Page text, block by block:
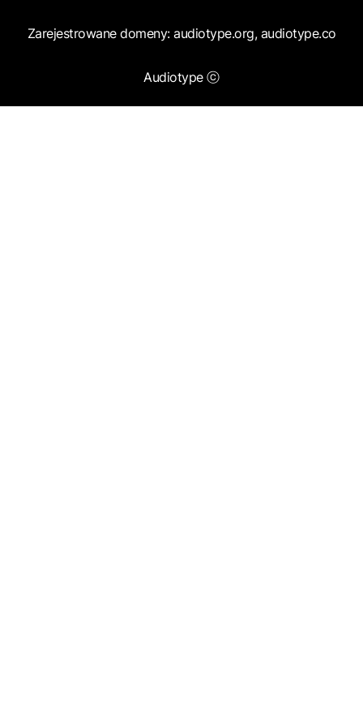
Zarejestrowane domeny: audiotype.org, audiotype.co
Audiotype ⓒ